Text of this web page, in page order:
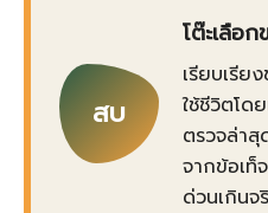
สบ
โต๊ะเลือ
เรียบเรีย
ใช้ชีวิตโด
ตรวจล่า
จากข้อเท็
ด่วนเกินจ